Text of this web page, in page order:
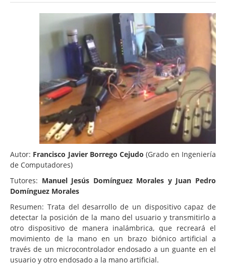
Autor: Francisco Javier Borrego Cejudo (Grado en Ingeniería
de Computadores)
Tutores: Manuel Jesús Domínguez Morales y Juan Pedro
Domínguez Morales
Resumen: Trata del desarrollo de un dispositivo capaz de
detectar la posición de la mano del usuario y transmitirlo a
otro dispositivo de manera inalámbrica, que recreará el
movimiento de la mano en un brazo biónico artificial a
través de un microcontrolador endosado a un guante en el
usuario y otro endosado a la mano artificial.